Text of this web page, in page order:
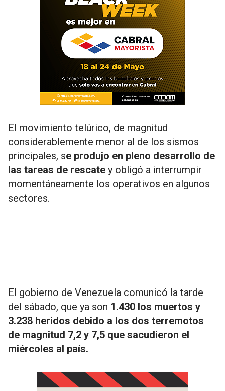
El movimiento telúrico, de magnitud
considerablemente menor al de los sismos
principales, se produjo en pleno desarrollo de
las tareas de rescate y obligó a interrumpir
momentáneamente los operativos en algunos
sectores.
El gobierno de Venezuela comunicó la tarde
del sábado, que ya son 1.430 los muertos y
3.238 heridos debido a los dos terremotos
de magnitud 7,2 y 7,5 que sacudieron el
miércoles al país.